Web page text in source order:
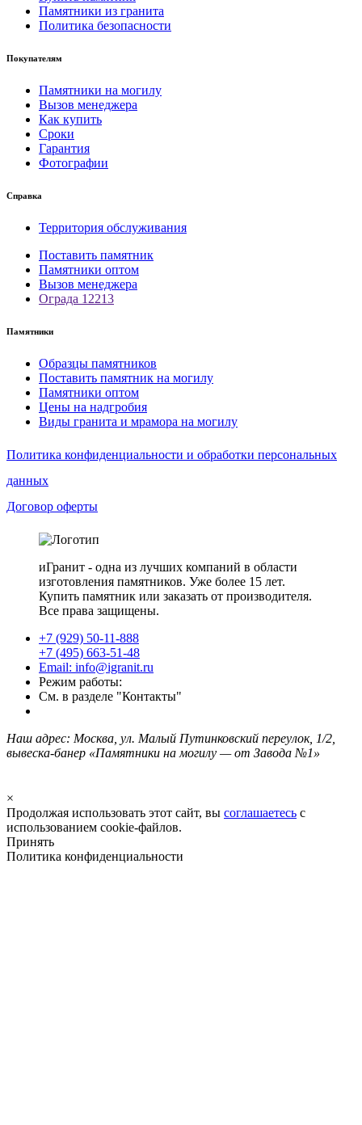
Памятники из гранита
Политика безопасности
Покупателям
Памятники на могилу
Вызов менеджера
Как купить
Сроки
Гарантия
Фотографии
Справка
Территория обслуживания
Поставить памятник
Памятники оптом
Вызов менеджера
Ограда 12213
Памятники
Образцы памятников
Поставить памятник на могилу
Памятники оптом
Цены на надгробия
Виды гранита и мрамора на могилу
Политика конфиденциальности и обработки персональных
данных
Договор оферты
иГранит - одна из лучших компаний в области
изготовления памятников. Уже более 15 лет.
Купить памятник или заказать от производителя.
Все права защищены.
+7 (929) 50-11-888
+7 (495) 663-51-48
Email: info@igranit.ru
Режим работы:
См. в разделе "Контакты"
Наш адрес: Москва, ул. Малый Путинковский переулок, 1/2,
вывеска-банер «Памятники на могилу — от Завода №1»
×
Продолжая использовать этот сайт, вы соглашаетесь с
использованием cookie-файлов.
Принять
Политика конфиденциальности